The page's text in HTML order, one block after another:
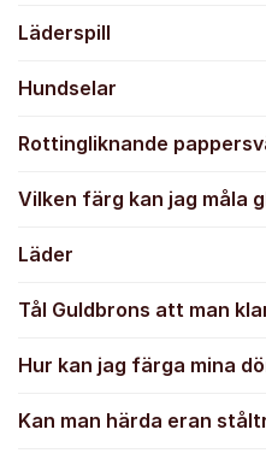
Läderspill
Hundselar
Rottingliknande
Vilken färg kan jag måla
Läder
Tål Guldbrons att man
Hur kan jag färga mina
Kan man härda eran